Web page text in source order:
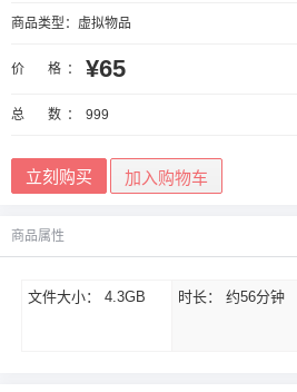
商品类型： 虚拟物品
价 格： ¥65
总 数： 999
立刻购买 加入购物车
商品属性
文件大小： 4.3GB 时长： 约56分钟